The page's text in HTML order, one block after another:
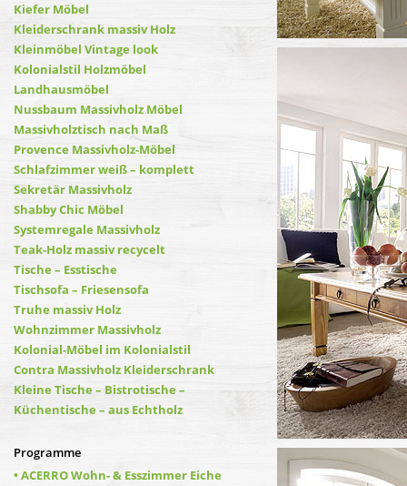
Kiefer Möbel
Kleiderschrank massiv Holz
Kleinmöbel Vintage look
Kolonialstil Holzmöbel
Landhausmöbel
Nussbaum Massivholz Möbel
Massivholztisch nach Maß
Provence Massivholz-Möbel
Schlafzimmer weiß – komplett
Sekretär Massivholz
Shabby Chic Möbel
Systemregale Massivholz
Teak-Holz massiv recycelt
Tische – Esstische
Tischsofa – Friesensofa
Truhe massiv Holz
Wohnzimmer Massivholz
Kolonial-Möbel im Kolonialstil
Contra Massivholz Kleiderschrank
Kleine Tische – Bistrotische –
Küchentische – aus Echtholz
Programme
• ACERRO Wohn- & Esszimmer Eiche